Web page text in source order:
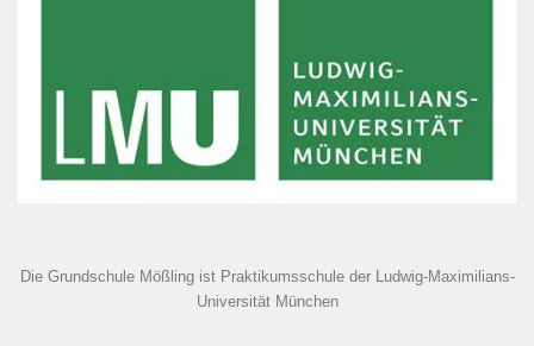
Die Grundschule Mößling ist Praktikumsschule der Ludwig-Maximilians-
Universität München